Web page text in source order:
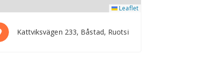
Leaflet
Kattviksvägen 233, Båstad, Ruotsi